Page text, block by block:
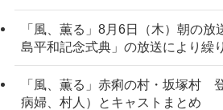
「風、薫る」8月6日（木）朝の
島平和記念式典」の放送により繰
「風、薫る」赤痢の村・坂塚村
病婦、村人）とキャストまとめ